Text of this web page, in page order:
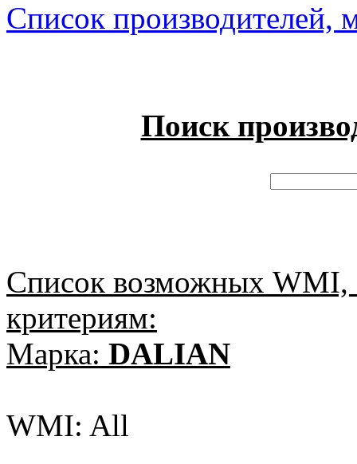
Список производителей,
Поиск
Список возможных
критериям:
Марка: DALIAN
WMI: All